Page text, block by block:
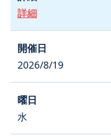
詳細
2026/8/19
水